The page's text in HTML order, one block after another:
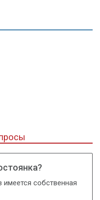
собственная